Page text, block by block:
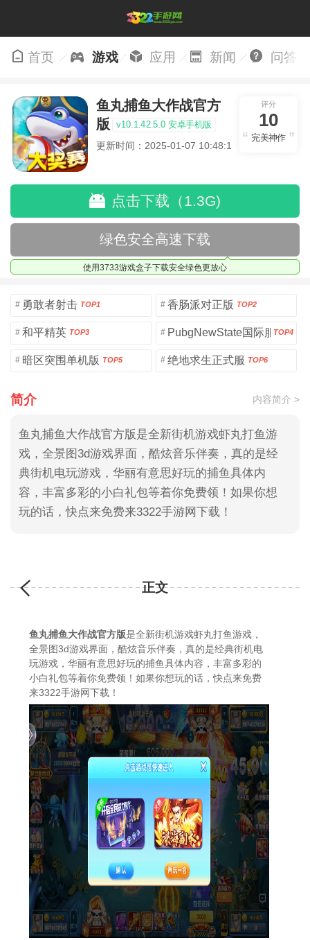
首页 游戏 应用 新闻 问答
鱼丸捕鱼大作战官方
版
v10.1.42.5.0 安卓手机版
更新时间：2025-01-07 10:48:19
评分
10
完美神作
点击下载（1.3G)
绿色安全高速下载
使用3733游戏盒子下载安全绿色更放心
# 勇敢者射击 TOP1 # 香肠派对正版 TOP2
# 和平精英 TOP3 # PubgNewState国际服TOP4
# 暗区突围单机版 TOP5 # 绝地求生正式服 TOP6
简介 内容简介 >
鱼丸捕鱼大作战官方版是全新街机游戏虾丸打鱼游
戏，全景图3d游戏界面，酷炫音乐伴奏，真的是经
典街机电玩游戏，华丽有意思好玩的捕鱼具体内
容，丰富多彩的小白礼包等着你免费领！如果你想
玩的话，快点来免费来3322手游网下载！
正文
鱼丸捕鱼大作战官方版是全新街机游戏虾丸打鱼游戏，
全景图3d游戏界面，酷炫音乐伴奏，真的是经典街机电
玩游戏，华丽有意思好玩的捕鱼具体内容，丰富多彩的
小白礼包等着你免费领！如果你想玩的话，快点来免费
来3322手游网下载！